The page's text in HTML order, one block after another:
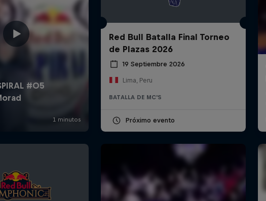
Red Bull Batalla Final Torneo
de Plazas 2026
19 Septiembre 2026
Lima, Peru
BATALLA DE MC'S
Próximo evento